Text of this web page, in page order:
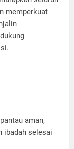
memperkuat
aman,
ibadah selesai